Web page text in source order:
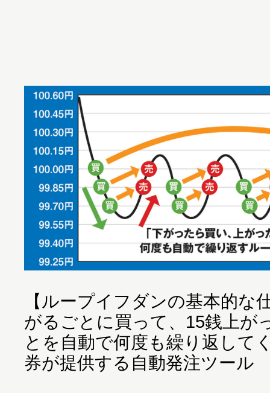
【ループイフダンの基本的な
がるごとに買って、15銭上が
とを自動で何度も繰り返して
券が提供する自動発注ツール